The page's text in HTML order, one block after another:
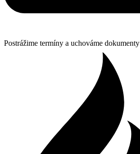
Postrážime termíny a uchováme dokumenty